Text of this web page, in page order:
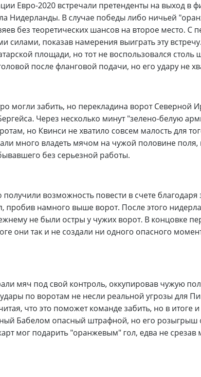
Евро-2020 встречали претенденты на выход в
Нидерланды. В случае победы либо ничьей
без теоретических шансов на второе место. С
показав намерения выиграть эту
площади, но тот не воспользовался
после фланговой подачи, но его удару не
могли забить, но перекладина ворот Северной
Через несколько минут "зелено-белую
но Квинси не хватило совсем малость для
много владеть мячом на чужой половине поля,
без серьезной работы.
возможность повести в счете
пробив намного выше ворот. После этого
не были остры у чужих ворот. В концовке
они так и не создали ни одного опасного
мяч под свой контроль, оккупировав чужую
по воротам не несли реальной угрозы для
что это поможет команде забить, но в итоге
Бабелом опасный штрафной, но его розыгрыш
мог подарить "оранжевым" гол, едва не срезав